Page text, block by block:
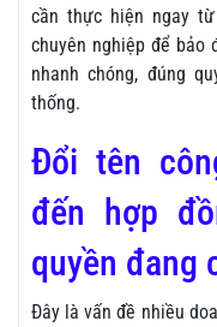
cần thực hiện ngay
chuyên nghiệp để bảo
nhanh chóng, đúng
thống.
Đổi tên
đến hợp
quyền đang
Đây là vấn đề nhiều